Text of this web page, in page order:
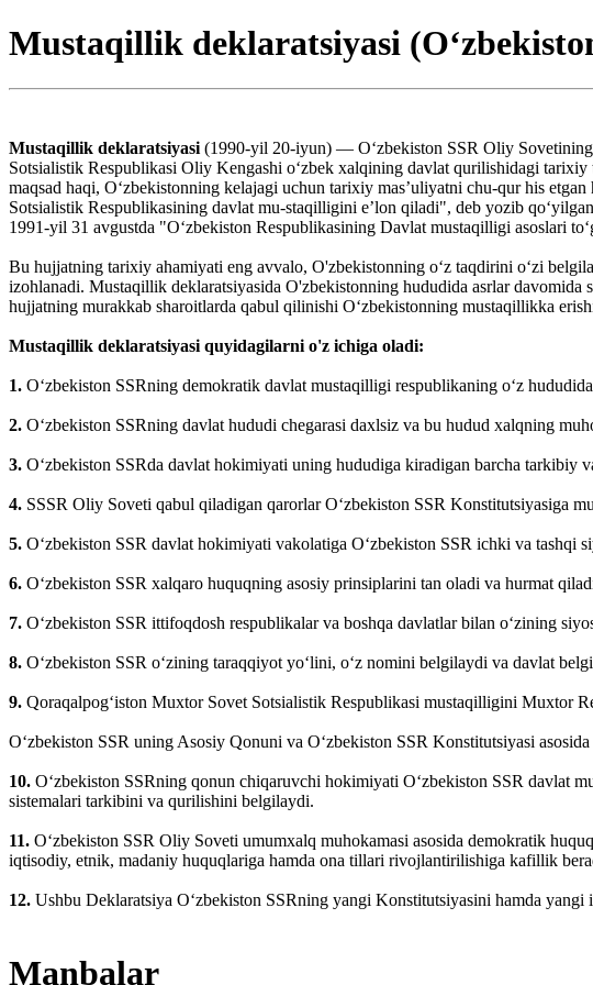
Mustaqillik deklaratsiyasi
Mustaqillik deklaratsiyasi (1990-yil 20-iyun) — Oʻzbekiston SSR Oliy Sovetining
Sotsialistik Respublikasi Oliy Kengashi oʻzbek xalqining davlat qurilishidagi
maqsad haqi, Oʻzbekistonning kelajagi uchun tarixiy masʼuliyatni chu-qur his
Sotsialistik Respublikasining davlat mu-staqilligini eʼlon qiladi", deb yozib
1991-yil 31 avgustda "Oʻzbekiston Respublikasining Davlat mustaqilligi asoslari
Bu hujjatning tarixiy ahamiyati eng avvalo, O'zbekistonning o‘z taqdirini o‘zi
izohlanadi. Mustaqillik deklaratsiyasida O'zbekistonning hududida asrlar
hujjatning murakkab sharoitlarda qabul qilinishi O‘zbekistonning mustaqillikka
Mustaqillik deklaratsiyasi quyidagilarni o'z ichiga oladi:
1. O‘zbekiston SSRning demokratik davlat mustaqilligi respublikaning o‘z
2. O‘zbekiston SSRning davlat hududi chegarasi daxlsiz va bu hudud xalqning
3. O‘zbekiston SSRda davlat hokimiyati uning hududiga kiradigan barcha tarkibiy
4. SSSR Oliy Soveti qabul qiladigan qarorlar O‘zbekiston SSR Konstitutsiyasiga
5. O‘zbekiston SSR davlat hokimiyati vakolatiga O‘zbekiston SSR ichki va tashqi
6. O‘zbekiston SSR xalqaro huquqning asosiy prinsiplarini tan oladi va hurmat
7. O‘zbekiston SSR ittifoqdosh respublikalar va boshqa davlatlar bilan o‘zining
8. O‘zbekiston SSR o‘zining taraqqiyot yo‘lini, o‘z nomini belgilaydi va davlat
9. Qoraqalpog‘iston Muxtor Sovet Sotsialistik Respublikasi mustaqilligini Muxtor
O‘zbekiston SSR uning Asosiy Qonuni va O‘zbekiston SSR Konstitutsiyasi
10. O‘zbekiston SSRning qonun chiqaruvchi hokimiyati O‘zbekiston SSR davlat
sistemalari tarkibini va qurilishini belgilaydi.
11. O‘zbekiston SSR Oliy Soveti umumxalq muhokamasi asosida demokratik
iqtisodiy, etnik, madaniy huquqlariga hamda ona tillari rivojlantirilishiga kafillik
12. Ushbu Deklaratsiya O‘zbekiston SSRning yangi Konstitutsiyasini hamda yangi
Manbalar